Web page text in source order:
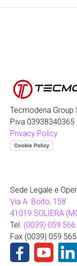
Tecmodena Group
P.iva 03938340365
Privacy Policy
Cookie Policy
Sede Legale e
Via A. Boito, 158
41019 SOLIERA
Tel. (0039) 059 566
Fax (0039) 059